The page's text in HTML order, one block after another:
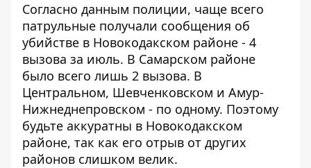
Согласно данным полиции, чаще всего
патрульные получали сообщения об
убийстве в Новокодакском районе - 4
вызова за июль. В Самарском районе
было всего лишь 2 вызова. В
Центральном, Шевченковском и Амур-
Нижнеднепровском - по одному. Поэтому
будьте аккуратны в Новокодакском
районе, так как его отрыв от других
районов слишком велик.